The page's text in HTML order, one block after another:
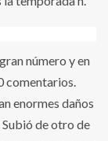
número y en
comentarios.
enormes daños
de otro de